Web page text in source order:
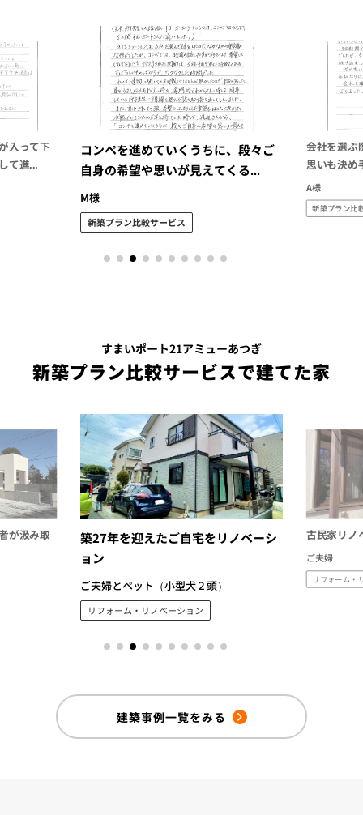
入って下
て進...
コンペを進めていくうちに、段々ご
自身の希望や思いが見えてくる...
M様
新築プラン比較サービス
会社を選ぶ
思いも決め
A様
新築プラン比
すまいポート21アミューあつぎ
新築プラン比較サービスで建てた家
が汲み取
築27年を迎えたご自宅をリノベーシ
ョン
ご夫婦とペット（小型犬２頭）
リフォーム・リノベーション
古民家リノ
ご夫婦
リフォーム・
建築事例一覧をみる